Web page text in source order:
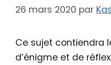
26 mars 2020 par
Ce sujet contiendra
d’énigme et de